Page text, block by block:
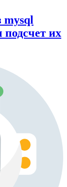
mysql
их